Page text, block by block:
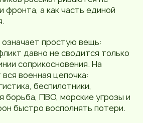
фронта, а как часть единой
простую вещь:
давно не сводится только
соприкосновения. На
военная цепочка:
беспилотники,
борьба, ПВО, морские угрозы и
быстро восполнять потери.